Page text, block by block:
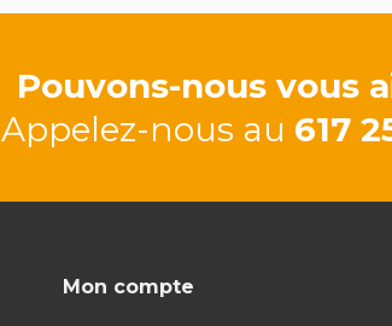
Pouvons-nous vous
Appelez-nous au 617
Mon compte